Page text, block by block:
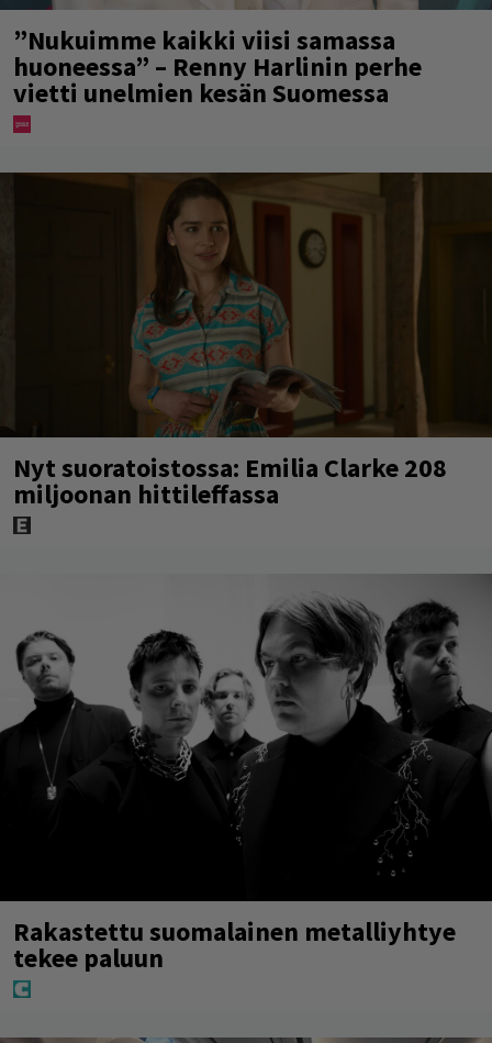
”Nukuimme kaikki viisi samassa
huoneessa” – Renny Harlinin perhe
vietti unelmien kesän Suomessa
Nyt suoratoistossa: Emilia Clarke 208
miljoonan hittileffassa
Rakastettu suomalainen metalliyhtye
tekee paluun